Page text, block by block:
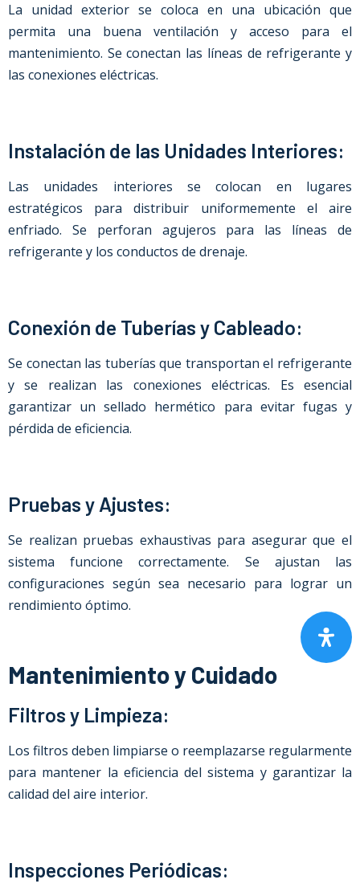
La unidad exterior se coloca en una ubicación que
permita una buena ventilación y acceso para el
mantenimiento. Se conectan las líneas de refrigerante y
las conexiones eléctricas.
Instalación de las Unidades Interiores:
Las unidades interiores se colocan en lugares
estratégicos para distribuir uniformemente el aire
enfriado. Se perforan agujeros para las líneas de
refrigerante y los conductos de drenaje.
Conexión de Tuberías y Cableado:
Se conectan las tuberías que transportan el refrigerante
y se realizan las conexiones eléctricas. Es esencial
garantizar un sellado hermético para evitar fugas y
pérdida de eficiencia.
Pruebas y Ajustes:
Se realizan pruebas exhaustivas para asegurar que el
sistema funcione correctamente. Se ajustan las
configuraciones según sea necesario para lograr un
rendimiento óptimo.
Mantenimiento y Cuidado
Filtros y Limpieza:
Los filtros deben limpiarse o reemplazarse regularmente
para mantener la eficiencia del sistema y garantizar la
calidad del aire interior.
Inspecciones Periódicas: